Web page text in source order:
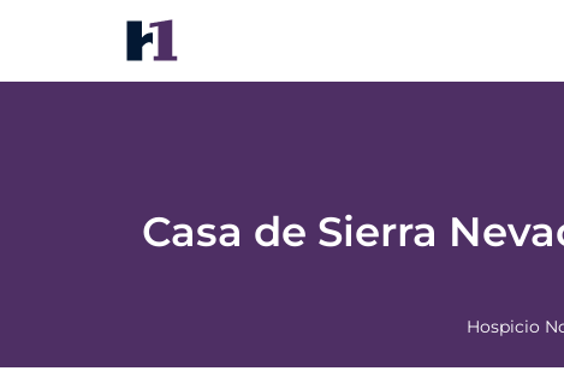
Casa de Sierra
Hospicio
Casa de Sierra Nevada, A Belmond Hotel,
Preços